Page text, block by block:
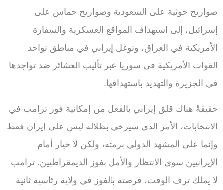
صواريخ حوثية على السعودية وصواريخ حماس على
إسرائيل، إلى استهداف المواقع العسكرية والسفارة
الأمريكية في العراق، وتوغل إيراني في مناطق تواجد
القوات الأمريكية في سوريا عبر تأليب العشائر ضد تواجدها
في الجزيرة والتهديد باستهدافها.
حقيقةً هناك قلق إيراني بالفعل من إمكانية فوز ترامب في
الانتخابات، الأمر الذي سيرخي بظلاله ليس على إيران فقط
وإنما على المشهد الدولي برمته، ولكن لا خيار أمام
الإيرانيين سوى الانتظار والأمل بفوز الديمقراطيين. ترامب
لا يملك ترف الوقت، فرصته بالفوز في ولاية رئاسية ثانية